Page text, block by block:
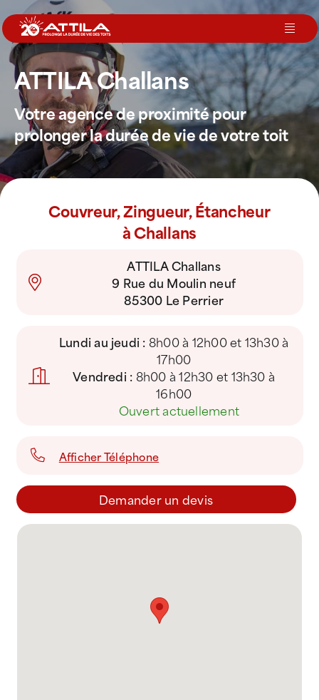
Passer
au
contenu
Le groupe
Nos services
Nos agences
Votre toit
ATTILA Challans
Votre agence de proximité pour
prolonger la durée de vie de votre toit
Couvreur, Zingueur, Étancheur
à Challans
ATTILA Challans
9 Rue du Moulin neuf
85300 Le Perrier
Lundi au jeudi : 8h00 à 12h00 et 13h30 à
17h00
Vendredi : 8h00 à 12h30 et 13h30 à
16h00
Ouvert actuellement
Afficher Téléphone
Demander un devis